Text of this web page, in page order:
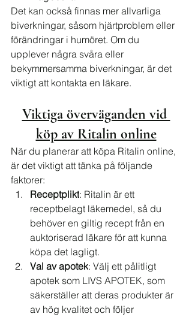
Det kan också finnas mer allvarliga
biverkningar, såsom hjärtproblem eller
förändringar i humöret. Om du
upplever några svåra eller
bekymmersamma biverkningar, är det
viktigt att kontakta en läkare.
Viktiga överväganden vid
köp av Ritalin online
När du planerar att köpa Ritalin online,
är det viktigt att tänka på följande
faktorer:
Receptplikt: Ritalin är ett
receptbelagt läkemedel, så du
behöver en giltig recept från en
auktoriserad läkare för att kunna
köpa det lagligt.
Val av apotek: Välj ett pålitligt
apotek som LIVS APOTEK, som
säkerställer att deras produkter är
av hög kvalitet och följer